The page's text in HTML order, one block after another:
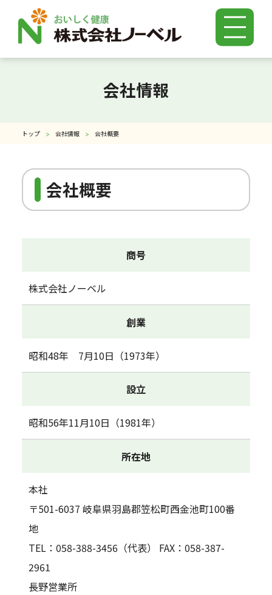
よくある質問
会社情報
トップ 会社情報 会社概要
会社概要
商号
株式会社ノーベル
創業
昭和48年 7月10日（1973年）
設立
昭和56年11月10日（1981年）
所在地
本社
〒501-6037 岐阜県羽島郡笠松町西金池町100番
地
TEL：058-388-3456（代表） FAX：058-387-
2961
長野営業所